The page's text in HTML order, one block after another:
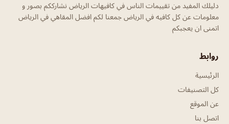
دليلك المفيد من تقييمات الناس في كافيهات الرياض نشارككم بصور و
معلومات عن كل كافيه في الرياض جمعنا لكم افضل المقاهي في الرياض
اتمنى ان يعجبكم
روابط
الرئيسية
كل التصنيفات
عن الموقع
اتصل بنا